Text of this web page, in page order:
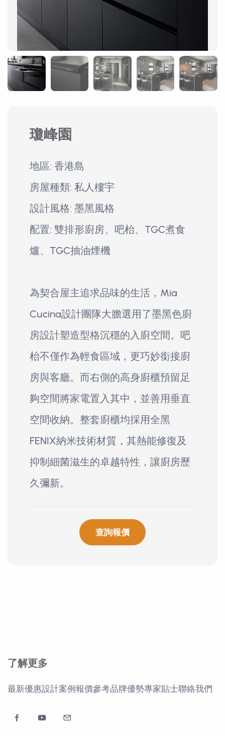
瓊峰園
地區: 香港島
房屋種類: 私人樓宇
設計風格: 墨黑風格
配置: 雙排形廚房、吧枱、TGC煮食
爐、TGC抽油煙機
為契合屋主追求品味的生活，Mia
Cucina設計團隊大膽選用了墨黑色廚
房設計塑造型格沉穩的入廚空間。吧
枱不僅作為輕食區域，更巧妙銜接廚
房與客廳。而右側的高身廚櫃預留足
夠空間將家電置入其中，並善用垂直
空間收納。整套廚櫃均採用全黑
FENIX納米技術材質，其熱能修復及
抑制細菌滋生的卓越特性，讓廚房歷
久彌新。
查詢報價
了解更多
最新優惠設計案例 報價參考品牌優勢專家貼士聯絡我們